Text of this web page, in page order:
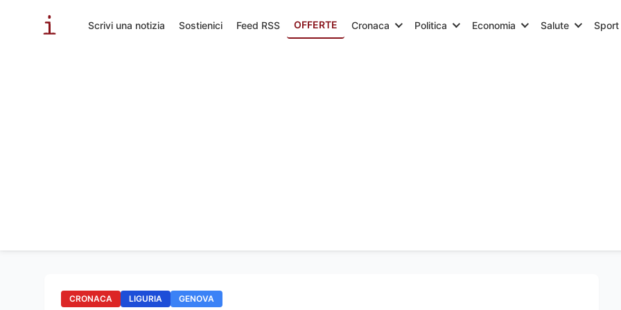
Scrivi una notizia Sostienici Feed RSS OFFERTE Cronaca Politica Economia Salute Sport
CRONACA LIGURIA GENOVA